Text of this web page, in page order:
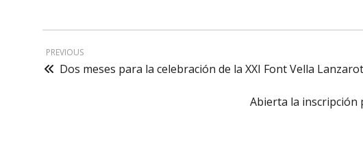
PREVIOUS
Dos meses para la celebración de la XXI Font Vella
Abierta la inscripción